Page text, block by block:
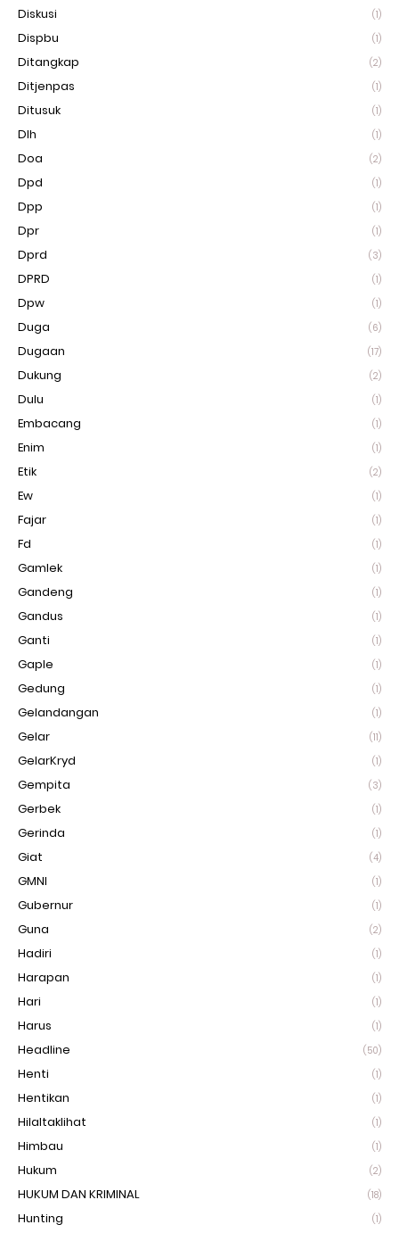
Diskusi (1)
Dispbu (1)
Ditangkap (2)
Ditjenpas (1)
Ditusuk (1)
Dlh (1)
Doa (2)
Dpd (1)
Dpp (1)
Dpr (1)
Dprd (3)
DPRD (1)
Dpw (1)
Duga (6)
Dugaan (17)
Dukung (2)
Dulu (1)
Embacang (1)
Enim (1)
Etik (2)
Ew (1)
Fajar (1)
Fd (1)
Gamlek (1)
Gandeng (1)
Gandus (1)
Ganti (1)
Gaple (1)
Gedung (1)
Gelandangan (1)
Gelar (11)
GelarKryd (1)
Gempita (3)
Gerbek (1)
Gerinda (1)
Giat (4)
GMNI (1)
Gubernur (1)
Guna (2)
Hadiri (1)
Harapan (1)
Hari (1)
Harus (1)
Headline (50)
Henti (1)
Hentikan (1)
Hilaltaklihat (1)
Himbau (1)
Hukum (2)
HUKUM DAN KRIMINAL (18)
Hunting (1)